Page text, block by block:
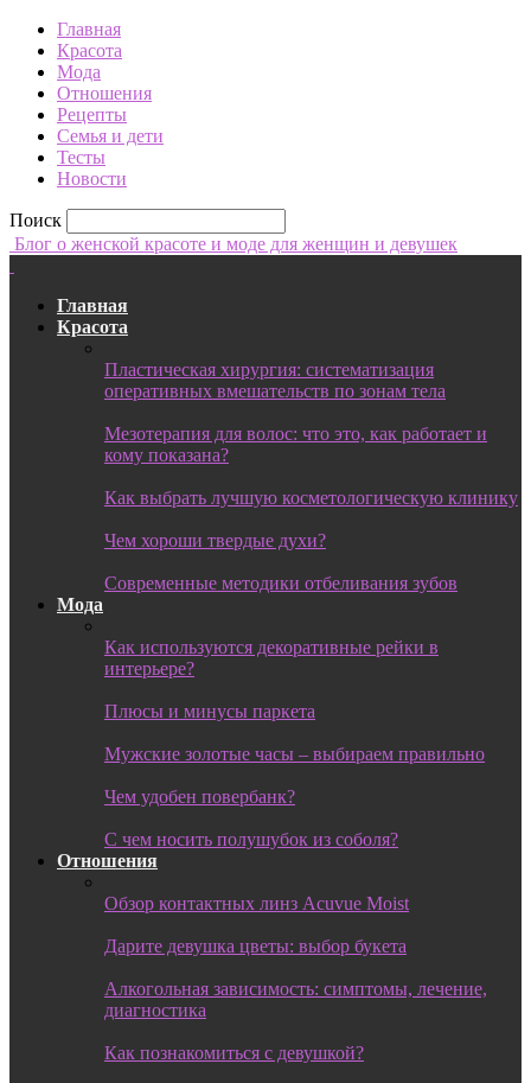
Главная
Красота
Мода
Отношения
Рецепты
Семья и дети
Тесты
Новости
Поиск
Блог о женской красоте и моде для женщин и девушек
Главная
Красота
Пластическая хирургия: систематизация
оперативных вмешательств по зонам тела
Мезотерапия для волос: что это, как работает и
кому показана?
Как выбрать лучшую косметологическую клинику
Чем хороши твердые духи?
Современные методики отбеливания зубов
Мода
Как используются декоративные рейки в
интерьере?
Плюсы и минусы паркета
Мужские золотые часы – выбираем правильно
Чем удобен повербанк?
С чем носить полушубок из соболя?
Отношения
Обзор контактных линз Acuvue Moist
Дарите девушка цветы: выбор букета
Алкогольная зависимость: симптомы, лечение,
диагностика
Как познакомиться с девушкой?